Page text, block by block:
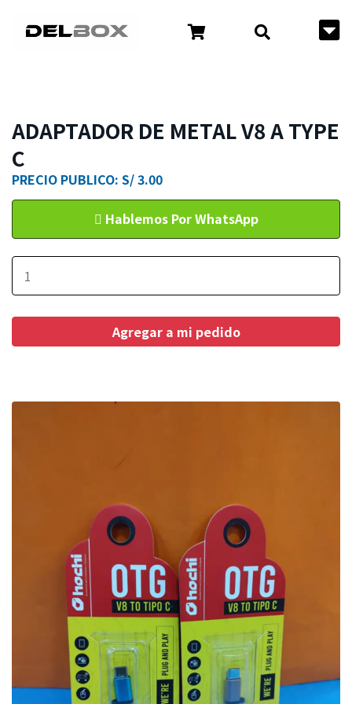
ADAPTADOR DE METAL V8 A TYPE
C
PRECIO PUBLICO: S/ 3.00
Hablemos Por WhatsApp
Agregar a mi pedido